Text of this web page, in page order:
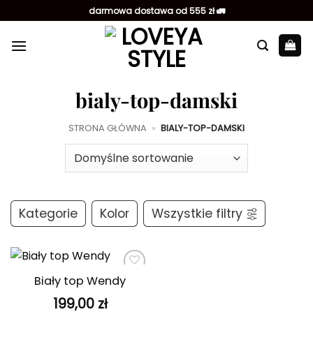
do
zawartości
darmowa dostawa od 555 zł 🚛
bialy-top-damski
STRONA GŁÓWNA » BIALY-TOP-DAMSKI
Kategorie Kolor Wszystkie filtry
Dodaj do
ulubionych
Biały top Wendy
199,00 zł